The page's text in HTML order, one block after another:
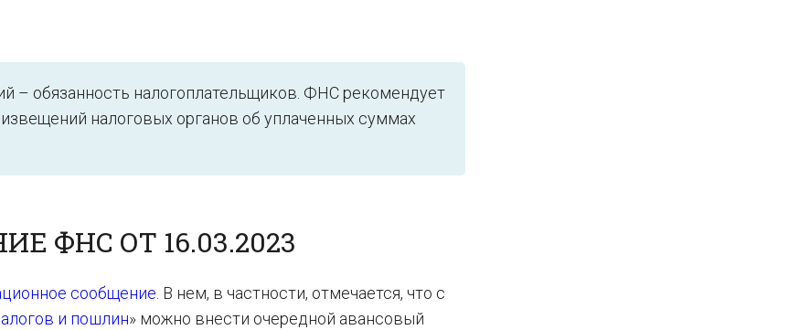
– обязанность налогоплательщиков. ФНС рекомендует
налоговых органов об уплаченных суммах
ФНС ОТ 16.03.2023
сообщение. В нем, в частности, отмечается, что с
и пошлин» можно внести очередной авансовый